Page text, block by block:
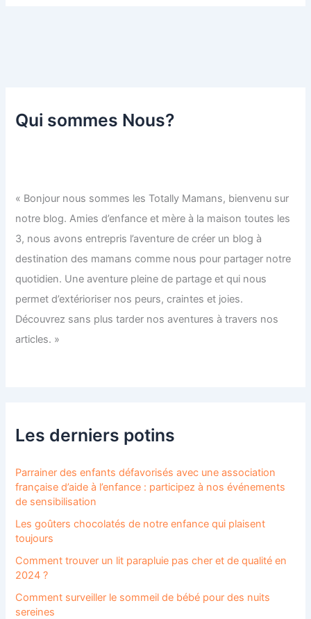
Qui sommes Nous?
« Bonjour nous sommes les Totally Mamans, bienvenu sur
notre blog. Amies d’enfance et mère à la maison toutes les
3, nous avons entrepris l’aventure de créer un blog à
destination des mamans comme nous pour partager notre
quotidien. Une aventure pleine de partage et qui nous
permet d’extérioriser nos peurs, craintes et joies.
Découvrez sans plus tarder nos aventures à travers nos
articles. »
Les derniers potins
Parrainer des enfants défavorisés avec une association
française d’aide à l’enfance : participez à nos événements
de sensibilisation
Les goûters chocolatés de notre enfance qui plaisent
toujours
Comment trouver un lit parapluie pas cher et de qualité en
2024 ?
Comment surveiller le sommeil de bébé pour des nuits
sereines